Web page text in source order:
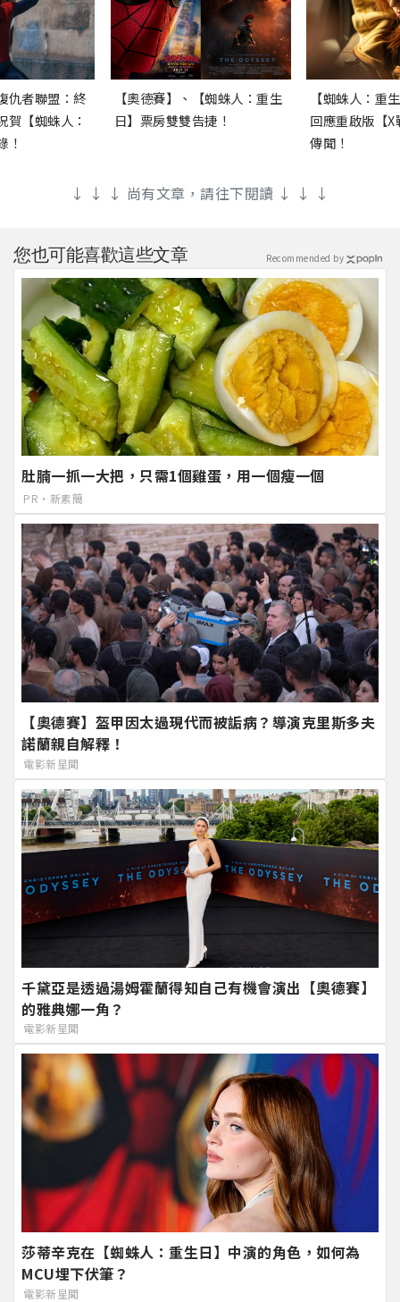
仇者聯盟：終
賀【蜘蛛人：
！
【奧德賽】、【蜘蛛人：重生
日】票房雙雙告捷！
【蜘蛛人：重
回應重啟版【
傳聞！
↓ ↓ ↓ 尚有文章，請往下閱讀 ↓ ↓ ↓
您也可能喜歡這些文章
肚腩一抓一大把，只需1個雞蛋，用一個瘦一個
PR・新素簡
【奧德賽】盔甲因太過現代而被詬病？導演克里斯多夫
諾蘭親自解釋！
電影新星聞
千黛亞是透過湯姆霍蘭得知自己有機會演出【奧德賽】
的雅典娜一角？
電影新星聞
莎蒂辛克在【蜘蛛人：重生日】中演的角色，如何為
MCU埋下伏筆？
電影新星聞
Recommended by